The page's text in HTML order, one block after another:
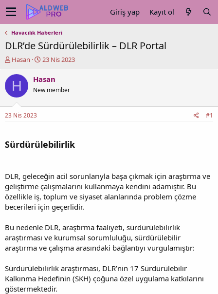
Giriş yap Kayıt ol
Havacılık Haberleri
DLR’de Sürdürülebilirlik – DLR Portal
K
n
u
y
b
a
a
n
Hasan
B
ş
a
a
h
i
23 Nis 2023
H Hasan
New member
23 Nis 2023 #1
Sürdürülebilirlik
DLR, geleceğin acil sorunlarıyla başa çıkmak için araştırma ve
geliştirme çalışmalarını kullanmaya kendini adamıştır. Bu
özellikle iş, toplum ve siyaset alanlarında problem çözme
becerileri için geçerlidir.
Bu nedenle DLR, araştırma faaliyeti, sürdürülebilirlik
araştırması ve kurumsal sorumluluğu, sürdürülebilir
araştırma ve çalışma arasındaki bağlantıyı vurgulamıştır:
Sürdürülebilirlik araştırması, DLR’nin 17 Sürdürülebilir
Kalkınma Hedefinin (SKH) çoğuna özel uygulama katkılarını
göstermektedir.